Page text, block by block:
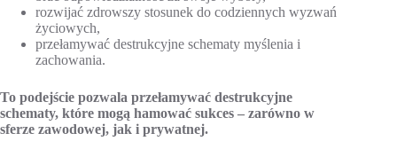
rozwijać zdrowszy stosunek do codziennych wyzwań
życiowych,
przełamywać destrukcyjne schematy myślenia i
zachowania.
To podejście pozwala przełamywać destrukcyjne
schematy, które mogą hamować sukces – zarówno w
sferze zawodowej, jak i prywatnej.